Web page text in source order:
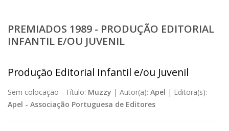
PREMIADOS 1989 - PRODUÇÃO EDITORIAL
INFANTIL E/OU JUVENIL
Produção Editorial Infantil e/ou Juvenil
Sem colocação - Título: Muzzy | Autor(a): Apel | Editora(s):
Apel - Associação Portuguesa de Editores